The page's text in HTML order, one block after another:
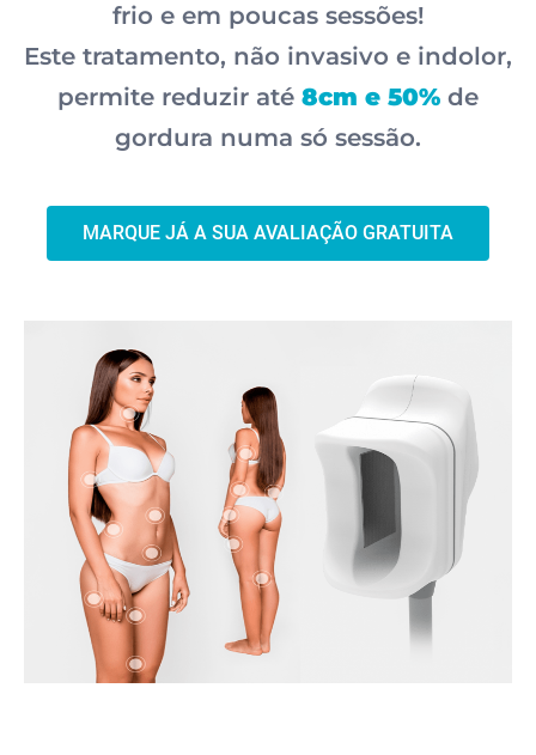
frio e em poucas sessões!
Este tratamento, não invasivo e indolor,
permite reduzir até 8cm e 50% de
gordura numa só sessão.
MARQUE JÁ A SUA AVALIAÇÃO GRATUITA